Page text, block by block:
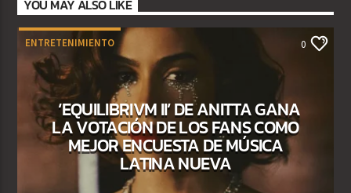
YOU MAY ALSO LIKE
ENTRETENIMIENTO 0
‘EQUILIBRIVM II’ DE ANITTA GANA
LA VOTACIÓN DE LOS FANS COMO
MEJOR ENCUESTA DE MÚSICA
LATINA NUEVA